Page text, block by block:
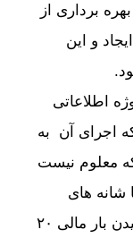
برداری از
و این
اطلاعاتی
اجرای آن به
که معلوم نیست
شانه های
نحیف و پیر بندرگز، تحمل به دوش کشیدن بار مالی ۲۰